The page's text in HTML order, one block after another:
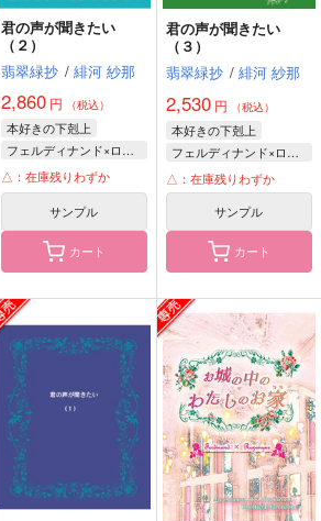
君の声が聞きたい
（２）
翡翠緑抄 / 緋河 紗那
2,860 円 （税込）
本好きの下剋上
フェルディナンド×ローゼマイン
フェルディナンド
ローゼマイン
△：在庫残りわずか
サンプル
カート
君の声が聞きたい
（３）
翡翠緑抄 / 緋河 紗那
2,530円 （税込）
本好きの下剋上
フェルディナンド×ローゼマイン
フェルディナンド
ローゼマイン
△：在庫残りわずか
サンプル
カート